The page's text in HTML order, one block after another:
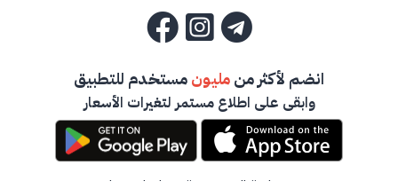
انضم لأكثر منمليونمستخدم للتطبيق
وابقى على اطلاع مستمر لتغيرات الأسعار